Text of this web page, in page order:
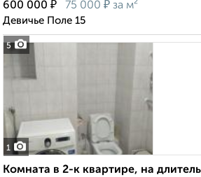
5
600 000 ₽ 75 000 ₽ за м²
Девичье Поле 15
1
Комната в 2-к квартире, на